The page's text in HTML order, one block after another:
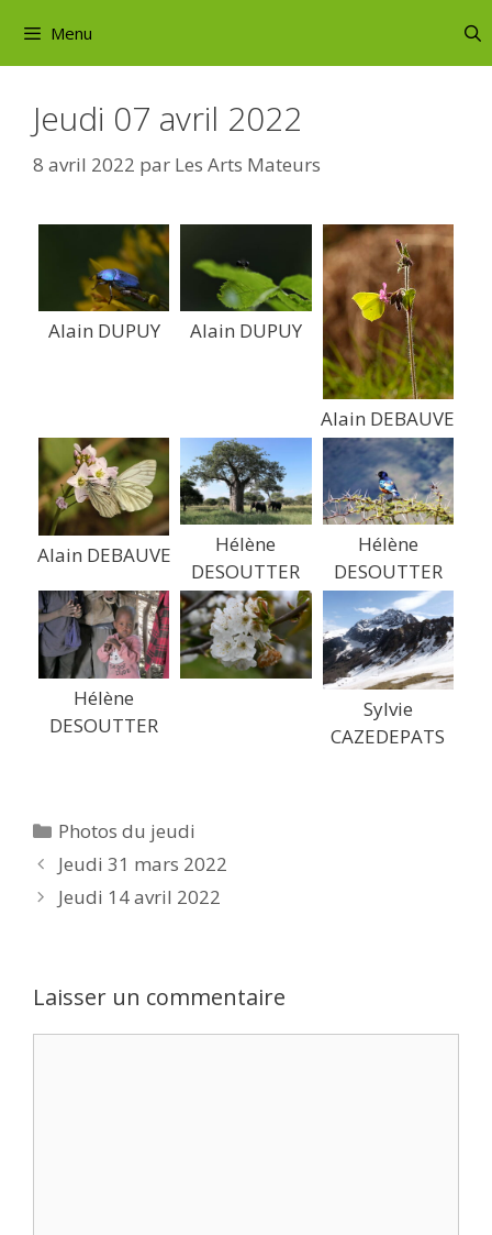
contenu
Menu
Jeudi 07 avril 2022
8 avril 2022 par Les Arts Mateurs
Alain DUPUY Alain DUPUY
Alain DEBAUVE
Alain DEBAUVE
Hélène
DESOUTTER
Hélène
DESOUTTER
Hélène
DESOUTTER
Sylvie
CAZEDEPATS
Catégories
Photos du jeudi
Jeudi 31 mars 2022
Jeudi 14 avril 2022
Laisser un commentaire